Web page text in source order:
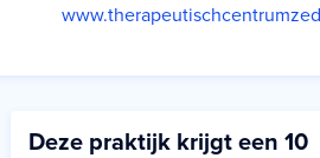
Deze praktijk krijgt een 10